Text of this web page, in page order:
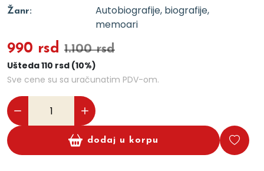
Žanr:
Autobiografije, biografije,
memoari
990 rsd 1.100 rsd
Ušteda 110 rsd (10%)
Sve cene su sa uračunatim PDV-om.
dodaj u korpu